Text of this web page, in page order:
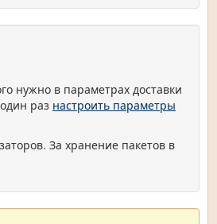
нужно в параметрах доставки
раз настроить параметры
За хранение пакетов в